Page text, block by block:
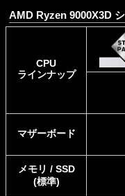
AMD Ryzen 9000X3D
CPU
ラインナップ
マザーボード
メモリ / SSD
(標準)